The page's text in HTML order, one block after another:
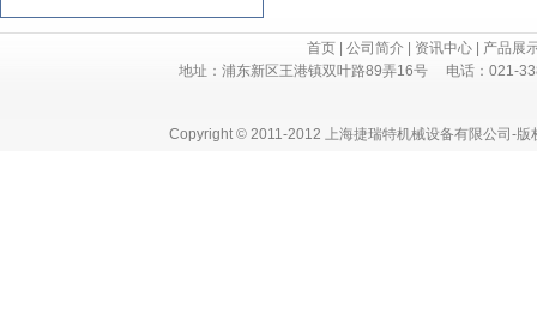
首页 公司简介 资讯中心
产品展
地址：浦东新区王港镇双叶路89弄16号 电话：
Copyright © 2011-2012 上海捷瑞特机械设备有限公司-